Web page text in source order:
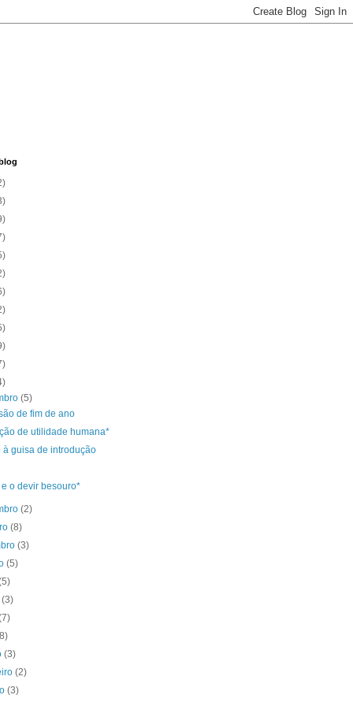
(5)
de fim de ano
de utilidade humana*
à guisa de introdução
o devir besouro*
(2)
(8)
(3)
(5)
(3)
(3)
(2)
(3)